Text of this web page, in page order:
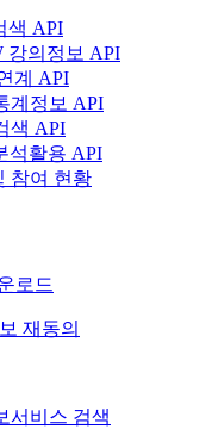
색 API
강의정보 API
계 API
계정보 API
색 API
석활용 API
참여 현황
로드
재동의
서비스 검색